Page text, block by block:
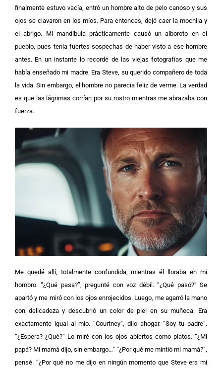
finalmente estuvo vacía, entró un hombre alto de pelo canoso y sus
ojos se clavaron en los míos. Para entonces, dejé caer la mochila y
el abrigo. Mi mandíbula prácticamente causó un alboroto en el
pueblo, pues tenía fuertes sospechas de haber visto a ese hombre
antes. En un instante lo recordé de las viejas fotografías que me
había enseñado mi madre. Era Steve, su querido compañero de toda
la vida. Sin embargo, el hombre no parecía feliz de verme. La verdad
es que las lágrimas corrían por su rostro mientras me abrazaba con
fuerza.
Me quedé allí, totalmente confundida, mientras él lloraba en mi
hombro. “¿Qué pasa?”, pregunté con voz débil. “¿Qué pasó?” Se
apartó y me miró con los ojos enrojecidos. Luego, me agarró la mano
con delicadeza y descubrió un color de piel en su muñeca. Era
exactamente igual al mío. “Courtney”, dijo ahogar. “Soy tu padre”.
“¿Espera? ¿Qué?” Lo miré con los ojos abiertos como platos. “¿Mi
papá? Mi mamá dijo, sin embargo…” “¿Por qué me mintió mi mamá?”,
pensé. “¿Por qué no me dijo en ningún momento que Steve era mi